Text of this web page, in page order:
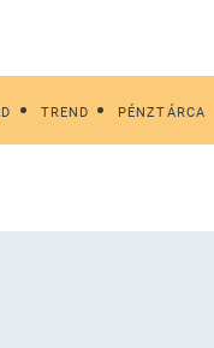
TREND PÉNZTÁRCA